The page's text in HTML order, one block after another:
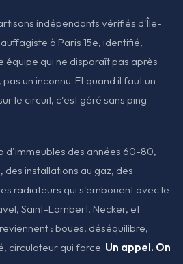
indépendants vérifiés d'Île-
à Paris 15e, identifié,
équipe qui ne disparaît pas après
un inconnu. Et quand il faut un
le circuit, c'est géré sans ping-
d'immeubles des années 60-80,
installations au gaz, des
radiateurs qui s'embouent avec le
Saint-Lambert, Necker, et
: boues, déséquilibre,
circulateur qui force. Un appel. On